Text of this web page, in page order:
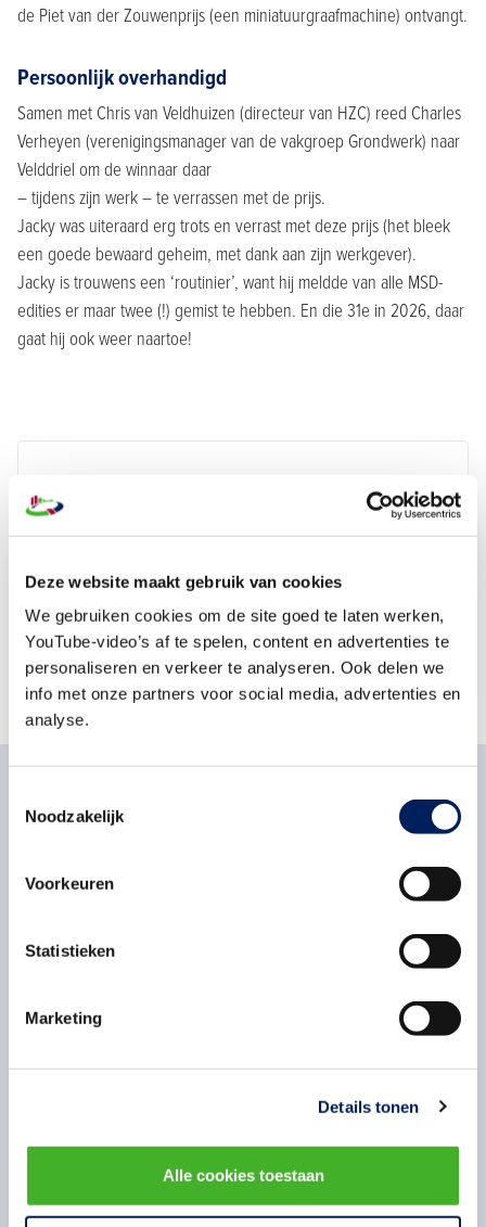
Deze website maakt gebruik van cookies
We gebruiken cookies om de site goed te laten werken,
YouTube-video’s af te spelen, content en advertenties te
personaliseren en verkeer te analyseren. Ook delen we
info met onze partners voor social media, advertenties en
analyse.
Noodzakelijk
Voorkeuren
Statistieken
Marketing
Details tonen
Alle cookies toestaan
de Piet van der Zouwenprijs (een miniatuurgraafmachine) ontvangt.
Persoonlijk overhandigd
Samen met Chris van Veldhuizen (directeur van HZC) reed Charles
Verheyen (verenigingsmanager van de vakgroep Grondwerk) naar
Velddriel om de winnaar daar
– tijdens zijn werk – te verrassen met de prijs.
Jacky was uiteraard erg trots en verrast met deze prijs (het bleek
een goede bewaard geheim, met dank aan zijn werkgever).
Jacky is trouwens een ‘routinier’, want hij meldde van alle MSD-
edities er maar twee (!) gemist te hebben. En die 31e in 2026, daar
gaat hij ook weer naartoe!
Stuur een e-mail
079-3252 161
Niels Burger (K_Dekker) winnaar Piet
Op maandag 23 maart is de Piet van der
werkzaam bij K_Dekker bouw & infra b.v..
Niels won deze prijs als deelnemer aan de